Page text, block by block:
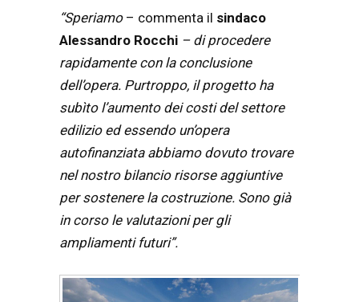
“Speriamo – commenta il sindaco
Alessandro Rocchi – di procedere
rapidamente con la conclusione
dell’opera. Purtroppo, il progetto ha
subìto l’aumento dei costi del settore
edilizio ed essendo un’opera
autofinanziata abbiamo dovuto trovare
nel nostro bilancio risorse aggiuntive
per sostenere la costruzione. Sono già
in corso le valutazioni per gli
ampliamenti futuri”.